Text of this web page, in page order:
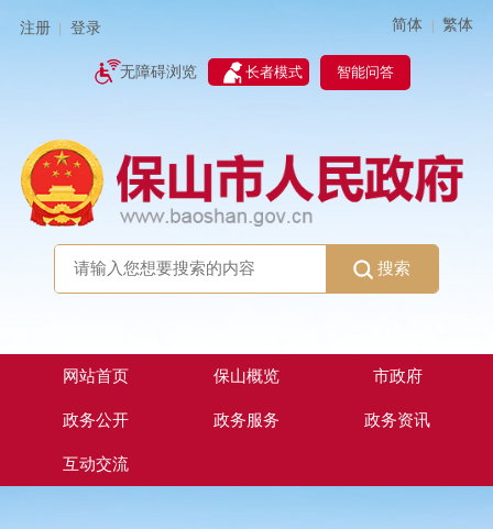
注册 登录 简体 | 繁体
无障碍浏览 长者模式 智能问答
搜索
网站首页 保山概览 市政府
政务公开 政务服务 政务资讯
互动交流